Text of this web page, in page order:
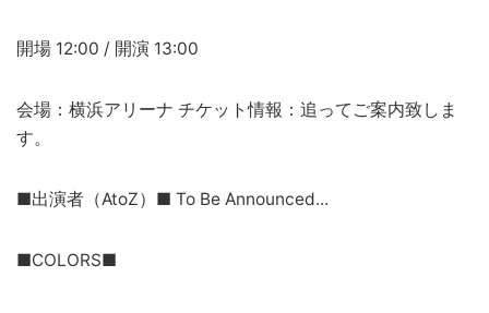
開場 12:00 / 開演 13:00
会場：横浜アリーナ チケット情報：追ってご案内致しま
す。
■出演者（AtoZ）■ To Be Announced...
■COLORS■